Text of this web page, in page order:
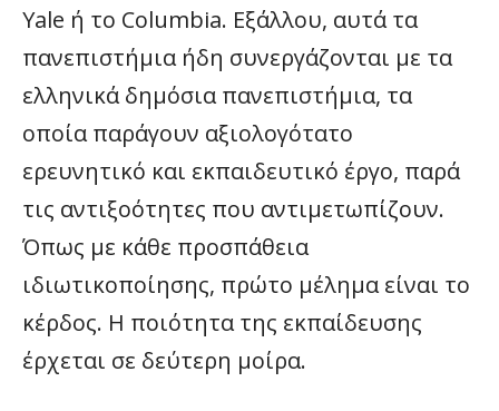
Yale ή το Columbia. Εξάλλου, αυτά τα
πανεπιστήμια ήδη συνεργάζονται με τα
ελληνικά δημόσια πανεπιστήμια, τα
οποία παράγουν αξιολογότατο
ερευνητικό και εκπαιδευτικό έργο, παρά
τις αντιξοότητες που αντιμετωπίζουν.
Όπως με κάθε προσπάθεια
ιδιωτικοποίησης, πρώτο μέλημα είναι το
κέρδος. Η ποιότητα της εκπαίδευσης
έρχεται σε δεύτερη μοίρα.